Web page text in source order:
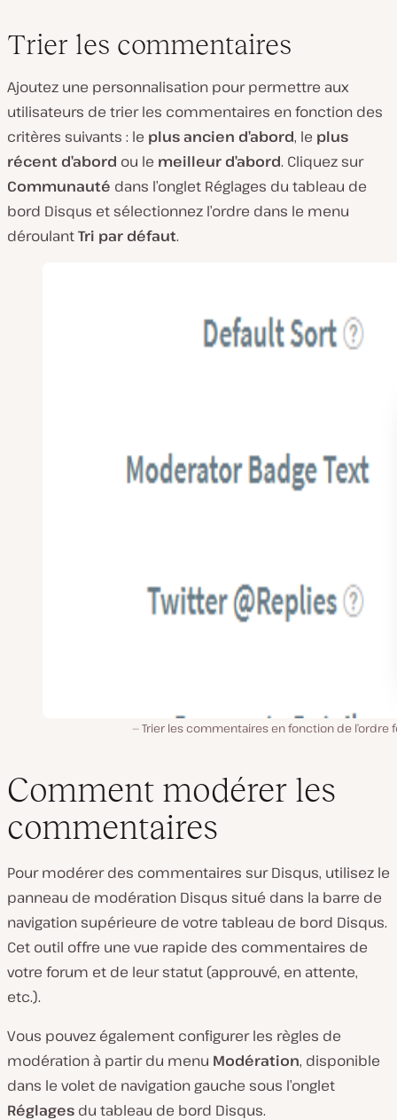
Trier les commentaires
Ajoutez une personnalisation pour permettre aux
utilisateurs de trier les commentaires en fonction des
critères suivants : le plus ancien d’abord, le plus
récent d’abord ou le meilleur d’abord. Cliquez sur
Communauté dans l’onglet Réglages du tableau de
bord Disqus et sélectionnez l’ordre dans le menu
déroulantTri par défaut.
Trier les commentaires en fonction de l’ordre
Comment modérer les
commentaires
Pour modérer des commentaires sur Disqus, utilisez le
panneau de modération Disqus situé dans la barre de
navigation supérieure de votre tableau de bord Disqus.
Cet outil offre une vue rapide des commentaires de
votre forum et de leur statut (approuvé, en attente,
etc.).
Vous pouvez également configurer les règles de
modération à partir du menu Modération, disponible
dans le volet de navigation gauche sous l’onglet
Réglages du tableau de bord Disqus.